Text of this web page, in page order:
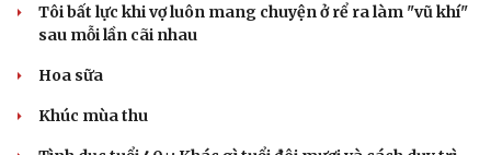
Tôi bất lực khi vợ luôn mang chuyện ở rể ra làm "vũ khí"
sau mỗi lần cãi nhau
Hoa sữa
Khúc mùa thu